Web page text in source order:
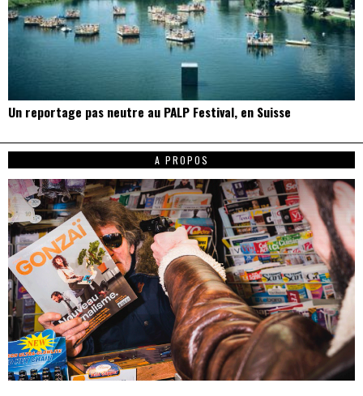
Un reportage pas neutre au PALP Festival, en Suisse
A PROPOS